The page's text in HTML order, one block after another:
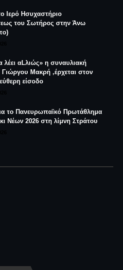
Ιερό Ησυχαστήριο
του Σωτήρος στην Άνω
αLλιώς» η συναυλιακή
Μακρή ,έρχεται στον
είσοδο
το Πανευρωπαϊκό Πρωτάθλημα
Νέων 2026 στη λίμνη Στράτου